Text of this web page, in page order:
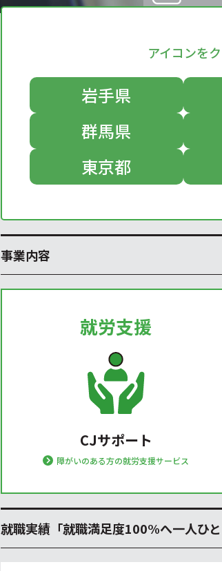
アイコンを
岩手県
群馬県
東京都
事業内容
就労支援
CJサポート
障がいのある方の就労支援サービス
就職実績「就職満足度100%へ一人ひ